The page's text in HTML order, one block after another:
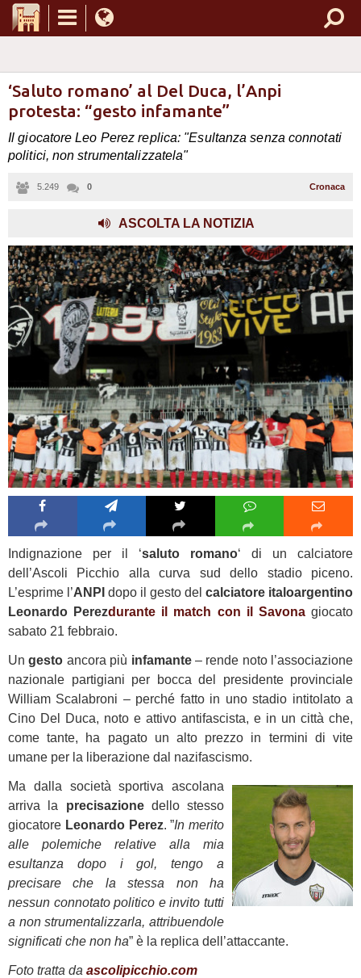
‘Saluto romano’ al Del Duca, l’Anpi
protesta: “gesto infamante”
Il giocatore Leo Perez replica: "Esultanza senza connotati
politici, non strumentalizzatela"
5.249 0 Cronaca
ASCOLTA LA NOTIZIA
Indignazione per il ‘saluto romano‘ di un calciatore
dell’Ascoli Picchio alla curva sud dello stadio piceno.
L’esprime l’ANPI dopo il gesto del calciatore italoargentino
Leonardo Perezdurante il match con il Savonagiocato
sabato 21 febbraio.
Ungesto ancora più infamante– rende noto l’associazione
nazionale partigiani per bocca del presidente provinciale
William Scalabroni – perché fatto in uno stadio intitolato a
Cino Del Duca, noto e attivo antifascista, e in un città che,
come tante, ha pagato un alto prezzo in termini di vite
umane per la liberazione dal nazifascismo.
Ma dalla società sportiva ascolana
arriva la precisazionedello stesso
giocatore Leonardo Perez. ”In merito
alle polemiche relative alla mia
esultanza dopo i gol, tengo a
precisare che la stessa non ha
nessun connotato politico e invito tutti
a non strumentalizzarla, attribuendole
significati che non ha” è la replica dell’attaccante.
Foto tratta da ascolipicchio.com